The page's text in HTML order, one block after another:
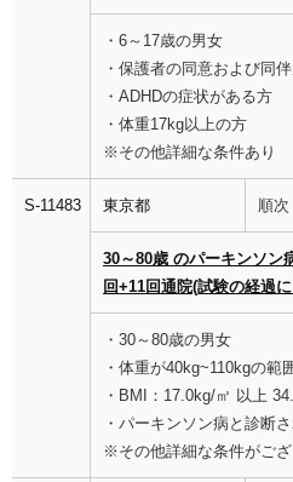
・6～17歳の男女
・保護者の同意および同
・ADHDの症状がある方
・体重17kg以上の方
※その他詳細な条件あり
S-11483 東京都 順次
30～80歳 のパーキンソ
回+11回通院(試験の経過
・30～80歳の男女
・体重が40kg~110kgの範
・BMI：17.0kg/㎡ 以上
・パーキンソン病と診断
※その他詳細な条件がご